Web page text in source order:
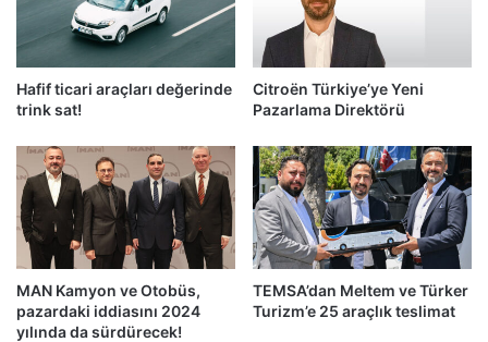
Hafif ticari araçları değerinde
trink sat!
Citroën Türkiye’ye Yeni
Pazarlama Direktörü
MAN Kamyon ve Otobüs,
pazardaki iddiasını 2024
yılında da sürdürecek!
TEMSA’dan Meltem ve Türker
Turizm’e 25 araçlık teslimat